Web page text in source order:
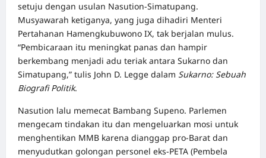
setuju dengan usulan Nasution-Simatupang.
Musyawarah ketiganya, yang juga dihadiri Menteri
Pertahanan Hamengkubuwono IX, tak berjalan mulus.
“Pembicaraan itu meningkat panas dan hampir
berkembang menjadi adu teriak antara Sukarno dan
Simatupang,” tulis John D. Legge dalam Sukarno: Sebuah
Biografi Politik.
Nasution lalu memecat Bambang Supeno. Parlemen
mengecam tindakan itu dan mengeluarkan mosi untuk
menghentikan MMB karena dianggap pro-Barat dan
menyudutkan golongan personel eks-PETA (Pembela